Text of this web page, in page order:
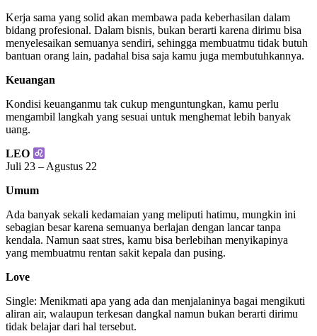
Kerja sama yang solid akan membawa pada keberhasilan dalam
bidang profesional. Dalam bisnis, bukan berarti karena dirimu bisa
menyelesaikan semuanya sendiri, sehingga membuatmu tidak butuh
bantuan orang lain, padahal bisa saja kamu juga membutuhkannya.
Keuangan
Kondisi keuanganmu tak cukup menguntungkan, kamu perlu
mengambil langkah yang sesuai untuk menghemat lebih banyak
uang.
LEO
Juli 23 – Agustus 22
Umum
Ada banyak sekali kedamaian yang meliputi hatimu, mungkin ini
sebagian besar karena semuanya berlajan dengan lancar tanpa
kendala. Namun saat stres, kamu bisa berlebihan menyikapinya
yang membuatmu rentan sakit kepala dan pusing.
Love
Single: Menikmati apa yang ada dan menjalaninya bagai mengikuti
aliran air, walaupun terkesan dangkal namun bukan berarti dirimu
tidak belajar dari hal tersebut.